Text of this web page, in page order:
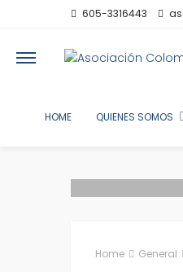
605-3316443
HOME QUIENES SOMOS
Home General